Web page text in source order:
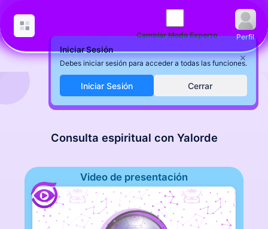
Cambiar Modo Experto Perfil
Iniciar Sesión
×
Debes iniciar sesión para acceder a todas las funciones.
Iniciar Sesión Cerrar
Consulta espiritual con Yalorde
Video de presentación